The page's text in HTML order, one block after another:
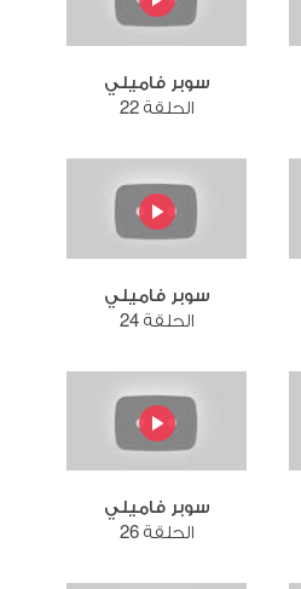
سوبر فاميلي
الحلقة 22
سوبر فاميلي
الحلقة 24
سوبر فاميلي
الحلقة 26